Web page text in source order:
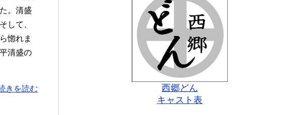
。清盛
して、
惚れま
清盛の
きを読む
西郷どん
キャスト表